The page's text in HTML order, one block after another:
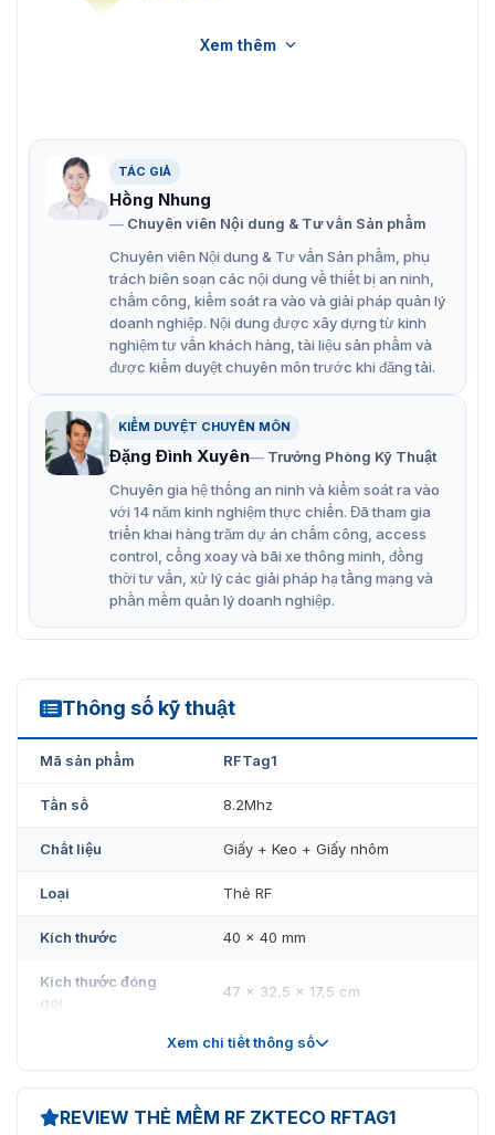
Thiết bị được chúng tôi nhập trực tiếp từ nhà sản xuất
ZKTeco. Đảm bảo về chất lượng cùng mức giá tốt nhất
trên thị trường. Bên cạnh đó, chúng tôi mang đến giải
pháp kiểm soát an ninh tại cửa hàng được tốt nhất. Liên
hệ với chúng tôi ngay để nhận tư vấn về giải pháp và
sản phẩm tem RFtag1.
Xem thêm
TÁC GIẢ
Hồng Nhung
Chuyên viên Nội dung & Tư vấn Sản phẩm
Chuyên viên Nội dung & Tư vấn Sản phẩm, phụ
trách biên soạn các nội dung về thiết bị an ninh,
chấm công, kiểm soát ra vào và giải pháp quản lý
doanh nghiệp. Nội dung được xây dựng từ kinh
nghiệm tư vấn khách hàng, tài liệu sản phẩm và
được kiểm duyệt chuyên môn trước khi đăng tải.
KIỂM DUYỆT CHUYÊN MÔN
Đặng Đình Xuyên
Trưởng Phòng Kỹ Thuật
Chuyên gia hệ thống an ninh và kiểm soát ra vào
với 14 năm kinh nghiệm thực chiến. Đã tham gia
triển khai hàng trăm dự án chấm công, access
control, cổng xoay và bãi xe thông minh, đồng
thời tư vấn, xử lý các giải pháp hạ tầng mạng và
phần mềm quản lý doanh nghiệp.
Thông số kỹ thuật
RFtag1
Mã sản phẩm RFTag1
Tần số 8.2Mhz
Chất liệu Giấy + Keo + Giấy nhôm
Loại Thẻ RF
Kích thước 40 x 40 mm
Kích thước đóng
gói
47 x 32,5 x 17,5 cm
12.2kg/ctn
Xem chi tiết thông số
REVIEW THẺ MỀM RF ZKTECO RFTAG1